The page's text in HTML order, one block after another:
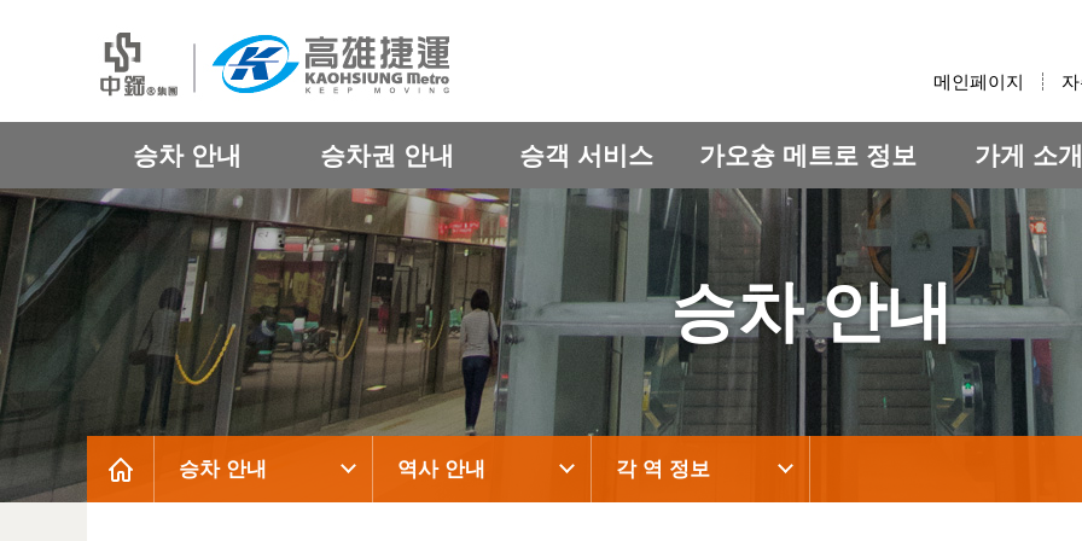
메인페이지
승차 안내 승차권 안내 승객 서비스 가오슝 메트로 정보 가게 소개
승차 안내
승차 안내 역사 안내 각 역 정보